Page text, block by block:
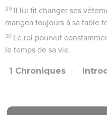
29 Il lui fit changer ses
mangea toujours à sa table
30 Le roi pourvut
le temps de sa vie.
1 Chroniques